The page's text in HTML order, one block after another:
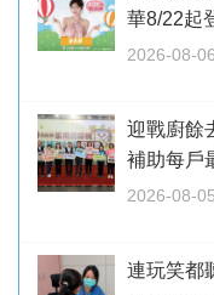
華8/22起
2026-08-
迎戰廚餘
補助每戶
2026-08-
連玩笑都